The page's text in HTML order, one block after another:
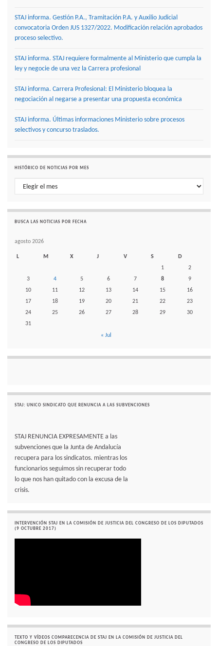
STAJ informa. Gestión P.A., Tramitación P.A. y Auxilio Judicial
convocatoria Orden JUS 1327/2022. Modificación relación aprobados
proceso selectivo.
STAJ informa. STAJ requiere formalmente al Ministerio que cumpla la
ley y negocie de una vez la Carrera profesional
STAJ informa. Carrera Profesional: El Ministerio bloquea la
negociación al negarse a presentar una propuesta económica
STAJ informa. Últimas informaciones Ministerio sobre procesos
selectivos y concurso traslados.
HISTÓRICO DE NOTICIAS POR MES
Histórico de noticias por mes
BUSCA LAS NOTICIAS POR FECHA
agosto 2026
L M X J V S
D
1
2
3
4 5 6 7 8
9
10
11 12 13 14 15
16
17
18 19 20 21 22
23
24
25 26 27 28 29
30
31
« Jul
STAJ: UNICO SINDICATO QUE RENUNCIA A LAS SUBVENCIONES
STAJ RENUNCIA EXPRESAMENTE a las
subvenciones que la Junta de Andalucía
recupera para los sindicatos. mientras los
funcionarios seguimos sin recuperar todo
lo que nos han quitado con la excusa de la
crisis.
INTERVENCIÓN STAJ EN LA COMISIÓN DE JUSTICIA DEL CONGRESO DE LOS DIPUTADOS
(9 OCTUBRE 2017)
TEXTO Y VÍDEOS COMPARECENCIA DE STAJ EN LA COMISIÓN DE JUSTICIA DEL
CONGRESO DE LOS DIPUTADOS